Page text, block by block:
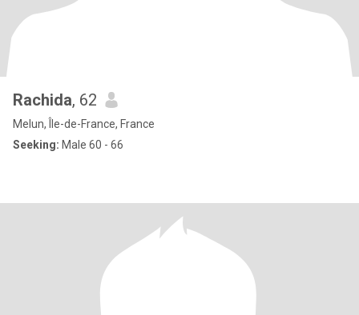
Rachida, 62
Melun, Île-de-France, France
Seeking: Male 60 - 66